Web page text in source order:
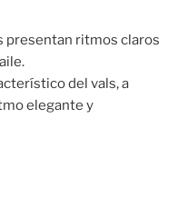
presentan ritmos claros
del vals, a
elegante y